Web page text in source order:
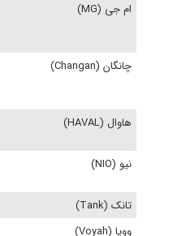
ام جی (MG)
چانگان (Changan)
هاوال (HAVAL)
نیو (NIO)
تانک (Tank)
وویا (Voyah)